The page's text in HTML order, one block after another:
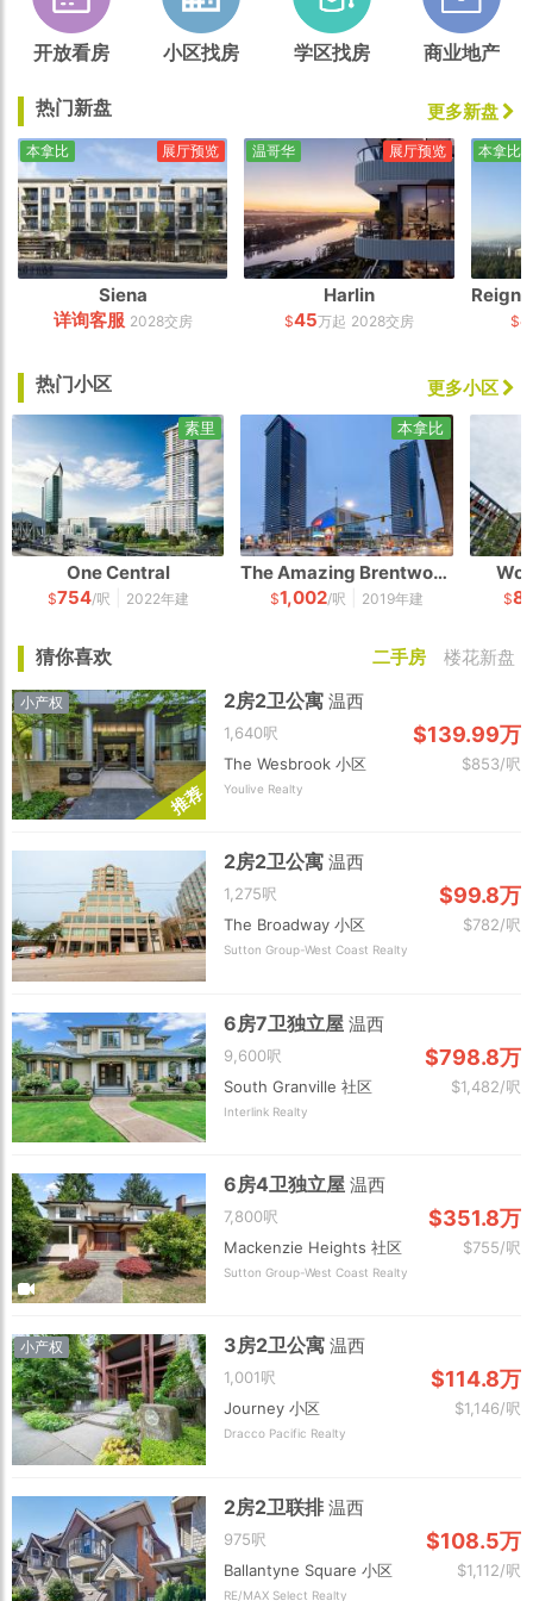
开放看房 小区找房 学区找房 商业地产
热门新盘 更多新盘
Siena
详询客服 2028交房
本拿比 展厅预览
Harlin
$45万起 2028交房
温哥华 展厅预览
$
本拿比
热门小区 更多小区
One Central
$754/呎 2022年建
素里
The Amazing Brentwood
$1,002/呎 2019年建
本拿比
$
猜你喜欢 二手房 楼花新盘
推荐
小产权 2房2卫公寓温西
1,640呎 $139.99万
The Wesbrook 小区 $853/呎
Youlive Realty
2房2卫公寓温西
1,275呎 $99.8万
The Broadway 小区 $782/呎
Sutton Group-West Coast Realty
6房7卫独立屋温西
9,600呎 $798.8万
South Granville 社区 $1,482/呎
Interlink Realty
6房4卫独立屋温西
7,800呎 $351.8万
Mackenzie Heights 社区 $755/呎
Sutton Group-West Coast Realty
小产权 3房2卫公寓温西
1,001呎 $114.8万
Journey 小区 $1,146/呎
Dracco Pacific Realty
2房2卫联排温西
975呎 $108.5万
Ballantyne Square 小区 $1,112/呎
RE/MAX Select Realty